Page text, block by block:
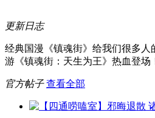
更新日志
经典国漫《镇魂街》给我们很多
游《镇魂街：天生为王》热血登场
官方帖子 查看全部